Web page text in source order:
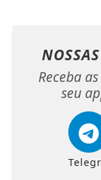
Receba
seu